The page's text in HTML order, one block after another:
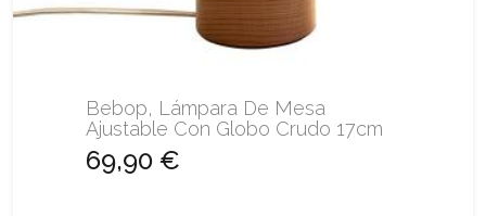
Bebop, Lámpara De Mesa
Ajustable Con Globo Crudo 17cm
69,90 €